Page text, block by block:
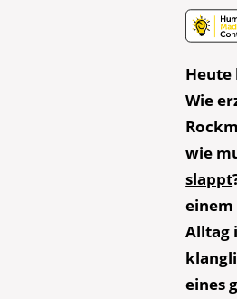
Heute
Wie
wie
slappt
Alltag
eines